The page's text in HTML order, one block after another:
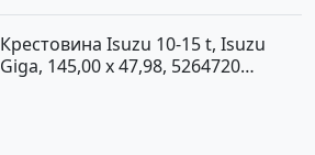
Крестовина Isuzu 10-15 t, Isuzu
Giga, 145,00 x 47,98, 5264720